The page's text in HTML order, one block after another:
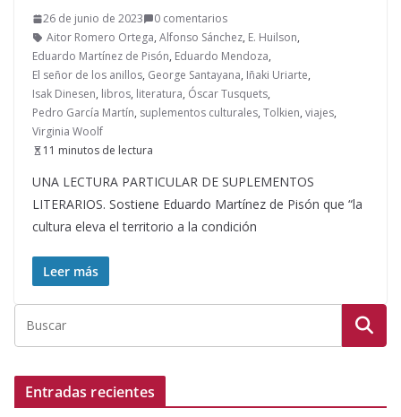
26 de junio de 2023
0 comentarios
Aitor Romero Ortega, Alfonso Sánchez, E. Huilson,
Eduardo Martínez de Pisón, Eduardo Mendoza,
El señor de los anillos, George Santayana, Iñaki Uriarte,
Isak Dinesen, libros, literatura, Óscar Tusquets,
Pedro García Martín, suplementos culturales, Tolkien, viajes,
Virginia Woolf
11 minutos de lectura
UNA LECTURA PARTICULAR DE SUPLEMENTOS
LITERARIOS. Sostiene Eduardo Martínez de Pisón que “la
cultura eleva el territorio a la condición
Leer más
Entradas recientes